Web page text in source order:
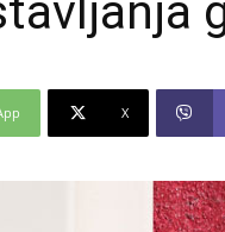
X